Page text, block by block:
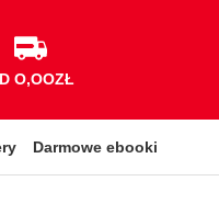
O,OOZŁ
Darmowe ebooki